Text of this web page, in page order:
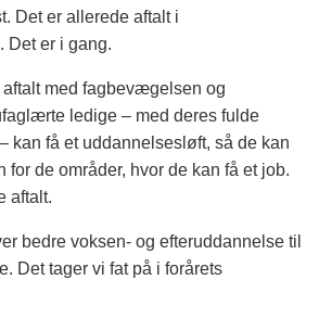
Det er allerede aftalt i
Det er i gang.
aftalt med fagbevægelsen og
ledige – med deres fulde
kan få et uddannelsesløft, så de kan
for de områder, hvor de kan få et job.
aftalt.
bedre voksen- og efteruddannelse til
Det tager vi fat på i forårets